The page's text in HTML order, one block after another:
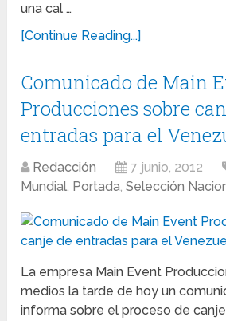
una cal …
[Continue Reading...]
Comunicado de Main
Producciones sobre
entradas para el
Redacción 7 junio, 2012
Mundial, Portada,Selección
La empresa Main Event
medios la tarde de hoy un
informa sobre el proceso de